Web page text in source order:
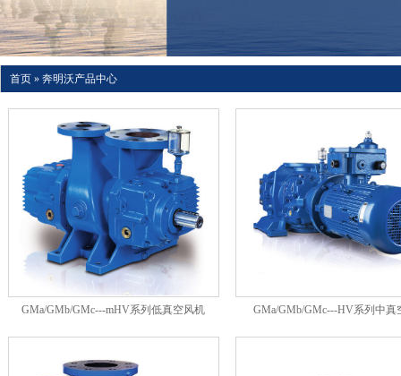
首页 » 奔明沃产品中心
GMa/GMb/GMc---mHV系列低真空风机 GMa/GMb/GMc---HV系列中真